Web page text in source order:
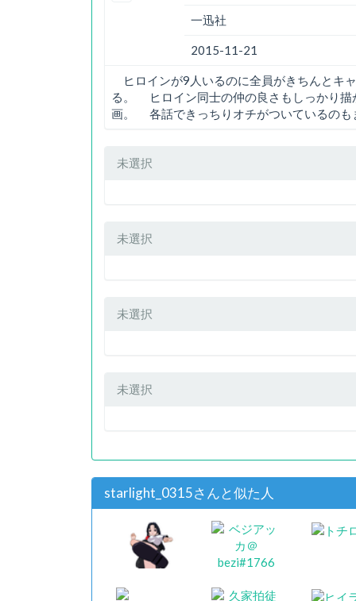
一迅社
2015-11-21
ヒロインが9人いるのに全員がきちんとキ
る。 ヒロイン同士の仲の良さもしっかり描
画。 各話できっちりオチがついているの
未選択
未選択
未選択
未選択
starlight_0315さんと似た人